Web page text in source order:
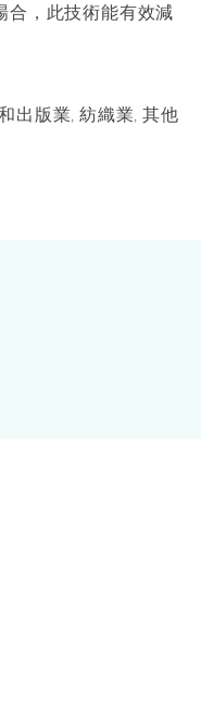
合，此技術能有效減
出版業, 紡織業, 其他